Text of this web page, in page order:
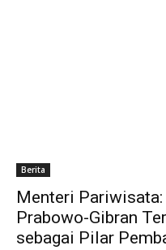
Berita
Menteri
Prabowo-Gibran
sebagai Pilar